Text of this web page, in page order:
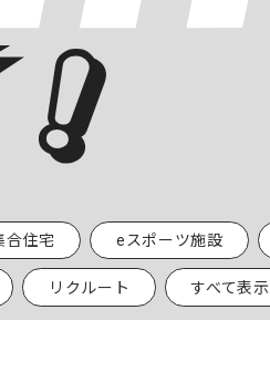
合住宅 eスポーツ施設
リクルート すべて表示